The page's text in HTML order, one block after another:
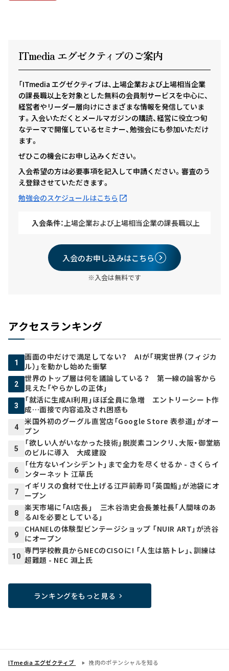
ITmedia エグゼクティ ブのご案内
「ITmedia エグゼクティブは、上場企業および上場相当企業
の課長職以上を対象とした無料の会員制サービスを中心に、
経営者やリーダー層向けにさまざまな情報を発信していま
す。入会いただくとメールマガジンの購読、経営に役立つ旬
なテーマで開催しているセミナー、勉強会にも参加いただけ
ます。
ぜひこの機会にお申し込みください。
入会希望の方は必要事項を記入して申請ください。審査のう
え登録させていただきます。
勉強会のスケジュールはこちら
入会条件：上場企業および上場相当企業の課長職以上
入会のお申し込みはこちら
※入会は無料です
アクセスランキング
1
画面の中だけで満足してない？ AIが「現実世界（フィジカ
ル）」を動かし始めた衝撃
2
世界のトップ層は何を議論している？ 第一線の論客から
見えた「やらかしの正体」
3
「就活に生成AI利用」ほぼ全員に急増 エントリーシート作
成…面接で内容追及され困惑も
4
米国外初のグーグル直営店「Google Store 表参道」がオー
プン
5
「欲しい人がいなかった技術」脱炭素コンクリ、大阪・御堂筋
のビルに導入 大成建設
6
「仕方ないインシデント」まで全力を尽くせるか - さくらイ
ンターネット 江草氏
7
イギリスの食材で仕上げる江戸前寿司「英国鮨」が池袋にオ
ープン
8
楽天市場に「AI店長」 三木谷浩史会長兼社長「人間味のあ
るAIを必要としている」
9
CHANELの体験型ビンテージショップ 「NUIR ART」が渋谷
にオープン
10
専門学校教員からNECのCISOに! 「人生は筋トレ」、訓練は
超難題 - NEC 淵上氏
ランキングをもっと見る
ITmedia エグゼクティブ 挽肉のポテンシャルを知る